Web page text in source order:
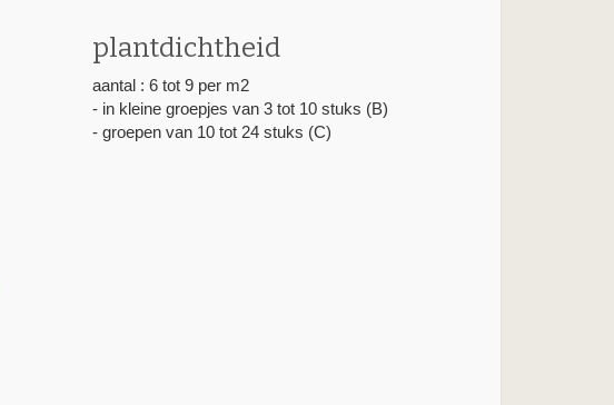
plantdichtheid
aantal : 6 tot 9 per m2
- in kleine groepjes van 3 tot 10 stuks (B)
- groepen van 10 tot 24 stuks (C)